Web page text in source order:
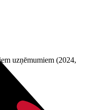
uzņēmumiem (2024,